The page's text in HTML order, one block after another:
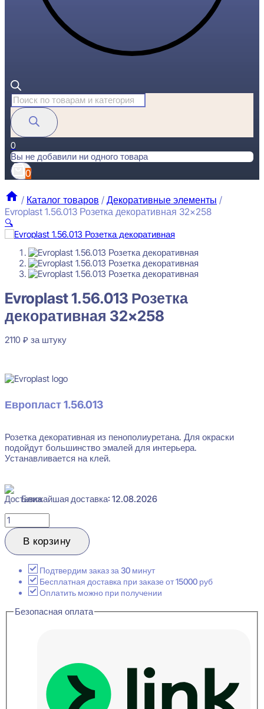
Поиск
товаров
0
Вы не добавили ни одного товара
0
/ Каталог товаров / Декоративные элементы /
Evroplast 1.56.013 Розетка декоративная 32×258
🔍
Evroplast 1.56.013 Розетка декоративная 32x258
2110₽ за штуку
Evroplast 1.56.013 Розетка
декоративная 32×258
2110 ₽ за штуку
Европласт 1.56.013
Розетка декоративная из пенополиуретана. Для окраски
подойдут большинство эмалей для интерьера.
Устанавливается на клей.
Ближайшая доставка: 12.08.2026
Количество
товара
Evroplast
1.56.013
декоративная
32x258
В корзину
Подтвердим заказ за 30 минут
Бесплатная доставка при заказе от 15000 руб
Оплатить можно при получении
Безопасная оплата